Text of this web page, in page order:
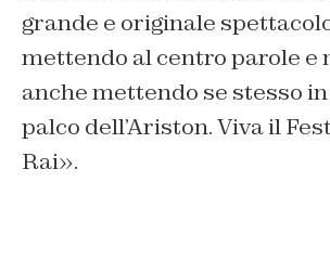
grande e originale
mettendo al centro parole e
anche mettendo se stesso
palco dell’Ariston. Viva il
Rai».